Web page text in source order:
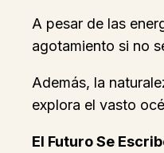
A pesar de las
agotamiento si no
Además, la
explora el vasto
El Futuro Se